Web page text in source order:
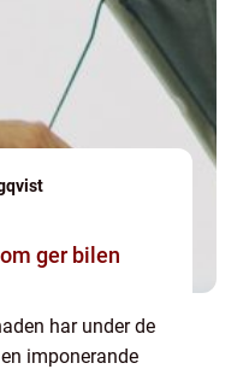
ger bilen
har under de
imponerande